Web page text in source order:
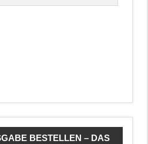
BESTELLEN – DAS